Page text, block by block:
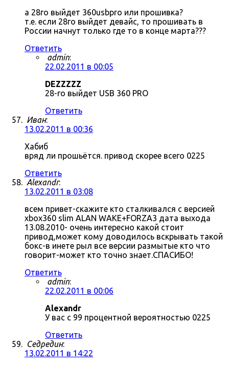
а 28го выйдет 360usbpro или прошивка?
т.е. если 28го выйдет девайс, то прошивать в
России начнут только где то в конце марта???
Ответить
admin:
22.02.2011 в 00:05
DEZZZZZ
28-го выйдет USB 360 PRO
Ответить
Иван:
13.02.2011 в 00:36
Хабиб
вряд ли прошьётся. привод скорее всего 0225
Ответить
Alexandr:
13.02.2011 в 03:08
всем привет-скажите кто сталкивался с версией
xbox360 slim ALAN WAKE+FORZA3 дата выхода
13.08.2010- очень интересно какой стоит
привод,может кому доводилось вскрывать такой
бокс-в инете рыл все версии размытые кто что
говорит-может кто точно знает.СПАСИБО!
Ответить
admin:
22.02.2011 в 00:06
Alexandr
У вас с 99 процентной вероятностью 0225
Ответить
Седредин:
13.02.2011 в 14:22